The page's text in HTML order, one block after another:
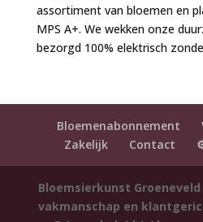
assortiment van bloemen en
MPS A+. We wekken onze
bezorgd 100% elektrisch
Bloemenabonnement
Zakelijk
Contact
Bloemsierkunst
vakmanschap en